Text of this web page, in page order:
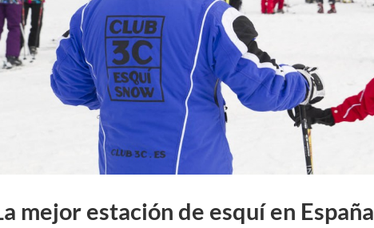
mejor estación de esquí en España